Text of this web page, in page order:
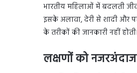
भारतीय महिलाओं में बदलती
इसके अलावा, देरी से शादी और
के तरीकों की जानकारी नहीं
लक्षणों को